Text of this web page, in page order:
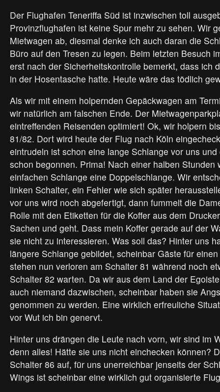
Der Flughafen Teneriffa Süd ist inzwischen toll
Provinzflughafen ist keine Spur mehr zu sehen. Wir
Mietwagen ab, diesmal denke ich auch daran die
Büro auf den Tresen zu legen. Beim letzten Besuch
erst nach der Sicherheitskontrolle bemerkt, dass ich
in der Hosentasche hatte. Heute wäre das tödlich
Als wir mit einem holpernden Gepäckwagen am
wir natürlich am falschen Ende. Der
eintreffenden Reisenden optimiert! Ok, wir holpern
81/82. Dort wird heute der Flug nach Köln
eintrudeln ist schon eine lange Schlange vor uns
schon begonnen. Prima! Nach einer halben Stunden
einfachen Schlange eine Doppelschlange. Wir
linken Schalter, ein Fehler wie sich später
vor uns wird noch abgefertigt, dann fummelt die
Rolle mit den Etiketten für die Koffer aus dem
Sachen und geht. Dass mein Koffer gerade auf der
sie nicht zu interessieren. Was soll das? Hinter uns
längere Schlange gebildet, scheinbar Gäste für
stehen nun verloren am Schalter 81 während noch
Schalter 82 warten. Da wir aus dem Land der
auch niemand dazwischen, scheinbar haben sie
genommen zu werden. Eine wirklich erfreuliche
vor Wut ich bin genervt.
Hinter uns drängen die Leute nach vorn, wir sind im
denn alles! Hätte sie uns nicht einchecken können?
Schalter 86 auf, für uns unerreichbar jenseits der
Wings ist scheinbar eine wirklich gut organisierte